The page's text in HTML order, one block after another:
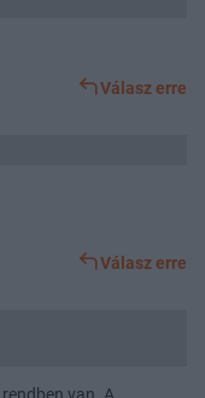
Válasz erre
Válasz erre